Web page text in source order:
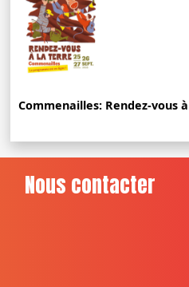
Commenailles: Rendez-vous
Nous contacter